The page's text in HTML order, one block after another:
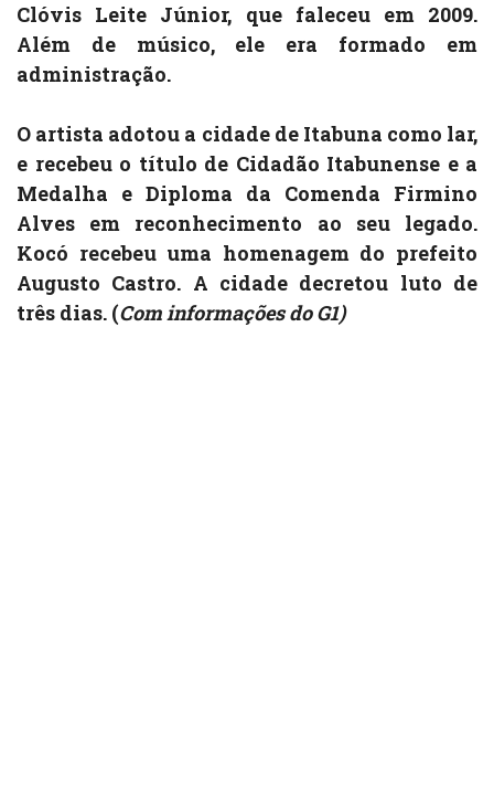
Clóvis Leite Júnior, que faleceu em 2009.
Além de músico, ele era formado em
administração.
O artista adotou a cidade de Itabuna como lar,
e recebeu o título de Cidadão Itabunense e a
Medalha e Diploma da Comenda Firmino
Alves em reconhecimento ao seu legado.
Kocó recebeu uma homenagem do prefeito
Augusto Castro. A cidade decretou luto de
três dias. (Com informações do G1)